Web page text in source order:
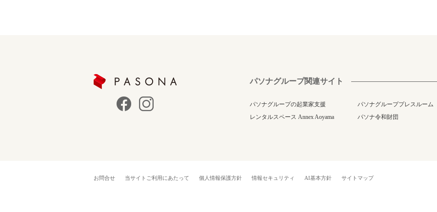
パソナグループ関連サイト
パソナグループの起業家支援 パソナグループプレスルーム
レンタルスペース Annex Aoyama
パソナ令和財団
お問合せ 当サイトご利用にあたって 個人情報保護方針 情報セキュリティ AI基本方針 サイトマップ